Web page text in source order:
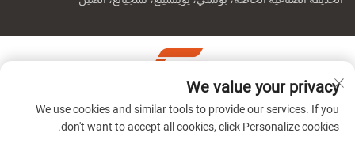
حقوق النشر © شركة تشيجيانغ جينوين ماشين المحدودة جميع
الحقوق محفوظةسياسة الخصوصية
We value your privacy
We use cookies and similar tools to provide our services. If you
don't want to accept all cookies, click Personalize cookies.